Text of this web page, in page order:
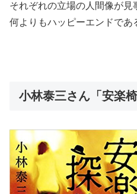
それぞれの立場の人間像が
何よりもハッピーエンドであ
小林泰三さん「安楽椅